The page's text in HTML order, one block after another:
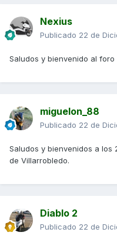
Nexius
Publicado 22 de
Saludos y bienvenido al foro
miguelon_88
Publicado 22 de
Saludos y bienvenidos a los
de Villarrobledo.
Diablo 2
Publicado 22 de